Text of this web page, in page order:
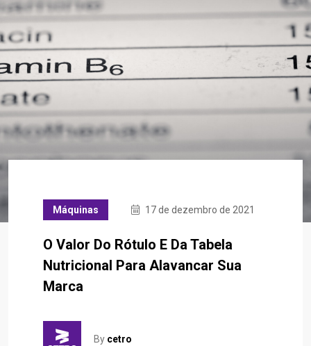
Máquinas 17 de dezembro de 2021
O Valor Do Rótulo E Da Tabela
Nutricional Para Alavancar Sua
Marca
By cetro